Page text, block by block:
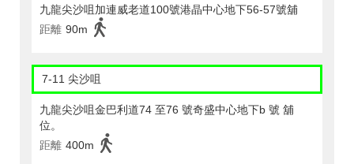
九龍尖沙咀加連威老道100號港晶中心地下56-57號舖
距離 90m
7-11 尖沙咀
九龍尖沙咀金巴利道74 至76 號奇盛中心地下b 號 舖
位。
距離 400m